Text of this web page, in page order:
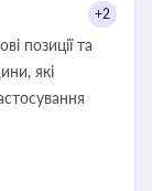
+2
позиції та
які